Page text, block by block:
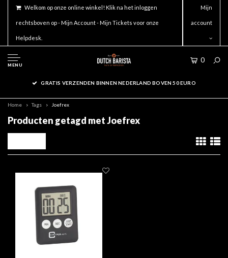
Welkom op onze online winkel! Klik na het inloggen
rechtsboven op - Mijn Account - Mijn Tickets voor onze
Helpdesk.
Mijn
account
MENU
0
GRATIS VERZENDEN BINNEN NEDERLAND BOVEN 50 EURO
Home Tags Joefrex
Producten getagd met Joefrex